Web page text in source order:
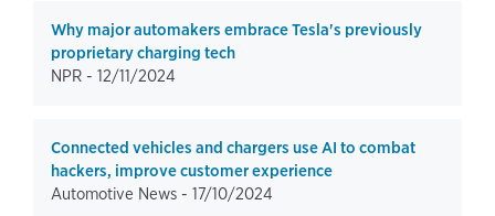
Why major automakers embrace Tesla's previously
proprietary charging tech
NPR - 12/11/2024
Connected vehicles and chargers use AI to combat
hackers, improve customer experience
Automotive News - 17/10/2024